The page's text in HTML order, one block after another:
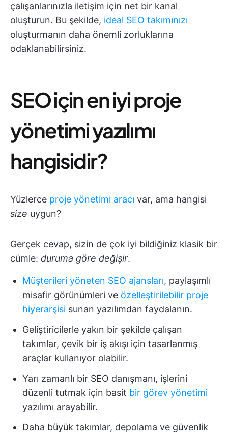
çalışanlarınızla iletişim için net bir kanal
oluşturun. Bu şekilde, ideal SEO takımınızı
oluşturmanın daha önemli zorluklarına
odaklanabilirsiniz.
SEO için en iyi proje
yönetimi yazılımı
hangisidir?
Yüzlerce proje yönetimi aracı var, ama hangisi
size uygun?
Gerçek cevap, sizin de çok iyi bildiğiniz klasik bir
cümle: duruma göre değişir.
Müşterileri yöneten SEO ajansları, paylaşımlı
misafir görünümleri ve özelleştirilebilir proje
hiyerarşisi sunan yazılımdan faydalanın.
Geliştiricilerle yakın bir şekilde çalışan
takımlar, çevik bir iş akışı için tasarlanmış
araçlar kullanıyor olabilir.
Yarı zamanlı bir SEO danışmanı, işlerini
düzenli tutmak için basit bir görev yönetimi
yazılımı arayabilir.
Daha büyük takımlar, depolama ve güvenlik